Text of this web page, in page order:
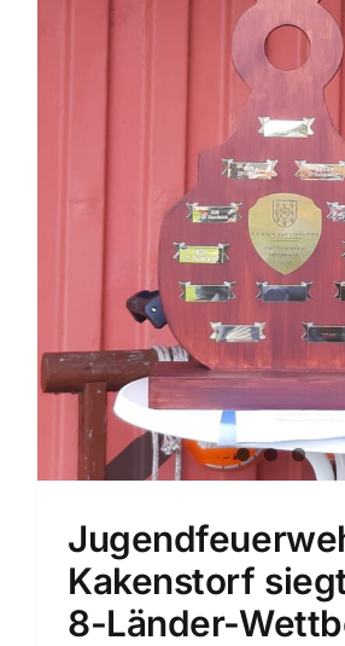
Kakenstorf
8-Länder-